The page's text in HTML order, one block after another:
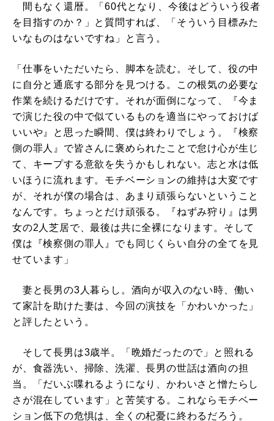
間もなく還暦。「60代となり、今後はどういう役者
を目指すのか？」と質問すれば、「そういう目標みた
いなものはないですね」と言う。
「仕事をいただいたら、脚本を読む。そして、役の中
に自分と通底する部分を見つける。この根気の必要な
作業を続けるだけです。それが面倒になって、『今ま
で演じた役の中で似ているものを適当にやっておけば
いいや』と思った瞬間、僕は終わりでしょう。『検察
側の罪人』で皆さんに褒められたことで怠け心が生じ
て、キープする意欲を失うかもしれない。志と水は低
いほうに流れます。モチベーションの維持は大変です
が、それが僕の場合は、あまり頑張らないということ
なんです。ちょっとだけ頑張る。『ねずみ狩り』は男
女の2人芝居で、最後は共に全裸になります。そして
僕は『検察側の罪人』でも同じくらい自分の全てを見
せています」
妻と長男の3人暮らし。酒向が収入のない時、働い
て家計を助けた妻は、今回の演技を「かわいかった」
と評したという。
そして長男は3歳半。「晩婚だったので」と照れる
が、食器洗い、掃除、洗濯、長男の世話は酒向の担
当。「だいぶ喋れるようになり、かわいさと憎たらし
さが混在しています」と苦笑する。これならモチベー
ション低下の危惧は、全くの杞憂に終わるだろう。